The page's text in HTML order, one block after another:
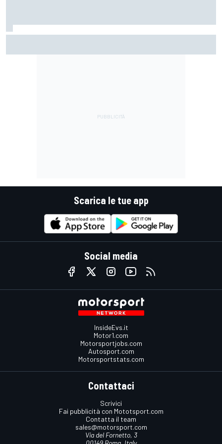
Scarica le tue app
Social media
InsideEvs.it
Motor1.com
Motorsportjobs.com
Autosport.com
Motorsportstats.com
Contattaci
Scrivici
Fai pubblicità con Mototsport.com
Contatta il team
sales@motorsport.com
Via del Fornetto, 3